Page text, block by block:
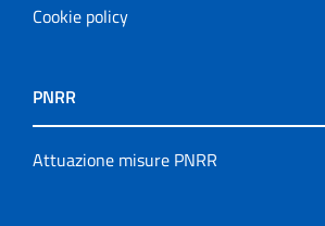
Cookie policy
PNRR
Attuazione misure PNRR